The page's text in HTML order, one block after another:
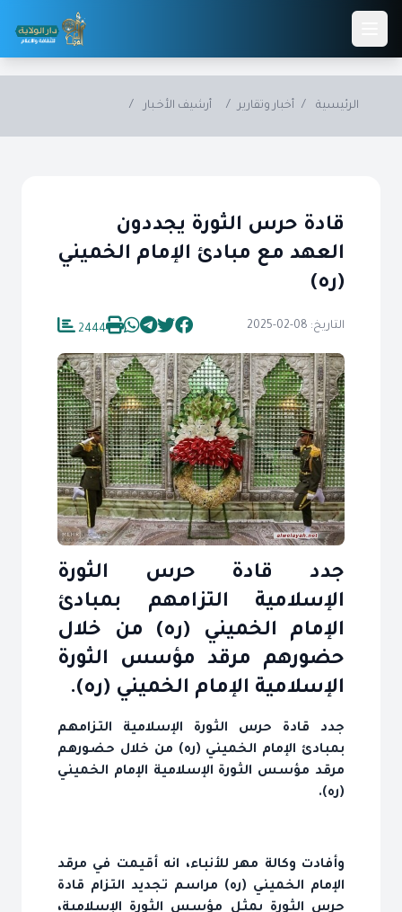
Skip to main content
الرئيسية / أخبار وتقارير / أرشيف الأخـبار /
قادة حرس الثورة يجددون
العهد مع مبادئ الإمام الخميني
(ره)
التاريخ: 08-02-2025 2444
جدد قادة حرس الثورة
الإسلامية التزامهم بمبادئ
الإمام الخميني (ره) من خلال
حضورهم مرقد مؤسس الثورة
الإسلامية الإمام الخميني (ره).
جدد قادة حرس الثورة الإسلامية التزامهم
بمبادئ الإمام الخميني (ره) من خلال حضورهم
مرقد مؤسس الثورة الإسلامية الإمام الخميني
(ره).
وأفادت وكالة مهر للأنباء، انه أقيمت في مرقد
الإمام الخميني (ره) مراسم تجديد التزام قادة
حرس الثورة بمثل مؤسس الثورة الإسلامية،